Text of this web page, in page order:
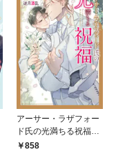
アーサー・ラザフォー
ド氏の光満ちる祝福
【電子限定書き下ろし
858